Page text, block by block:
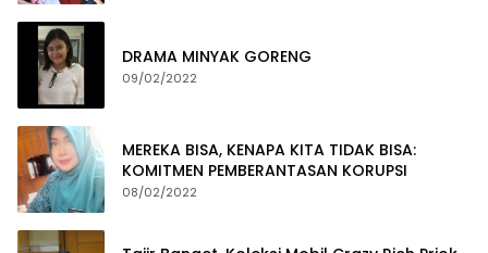
DRAMA MINYAK GORENG
09/02/2022
MEREKA BISA, KENAPA KITA TIDAK BISA:
KOMITMEN PEMBERANTASAN KORUPSI
08/02/2022